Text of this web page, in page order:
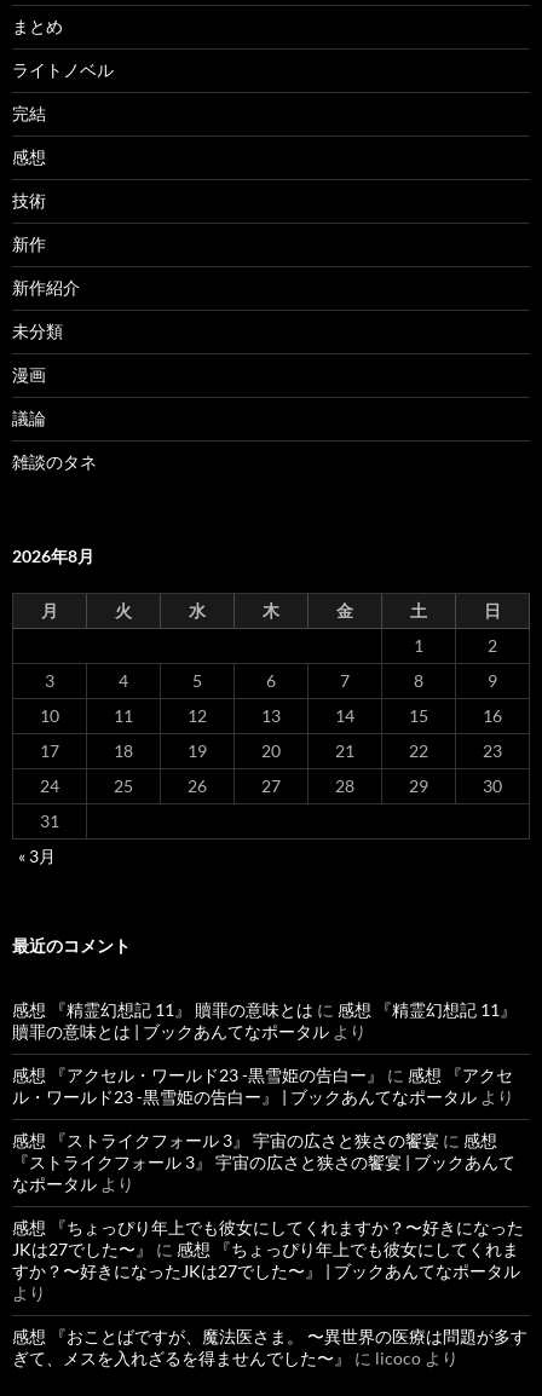
まとめ
ライトノベル
完結
感想
技術
新作
新作紹介
未分類
漫画
議論
雑談のタネ
2026年8月
月 火 水 木 金 土
日
1
2
3
4 5 6 7 8
9
10
11 12 13 14 15
16
17
18 19 20 21 22
23
24
25 26 27 28 29
30
31
« 3月
最近のコメント
感想 『精霊幻想記 11』 贖罪の意味とは に 感想 『精霊幻想記 11』
贖罪の意味とは | ブックあんてなポータル より
感想 『アクセル・ワールド23 -黒雪姫の告白ー』 に 感想 『アクセ
ル・ワールド23 -黒雪姫の告白ー』 | ブックあんてなポータル より
感想 『ストライクフォール 3』 宇宙の広さと狭さの饗宴 に 感想
『ストライクフォール 3』 宇宙の広さと狭さの饗宴 | ブックあんて
なポータル より
感想 『ちょっぴり年上でも彼女にしてくれますか？〜好きになった
JKは27でした〜』
に 感想 『ちょっぴり年上でも彼女にしてくれま
すか？〜好きになったJKは27でした〜』 | ブックあんてなポータル
より
感想 『おことばですが、魔法医さま。 〜異世界の医療は問題が多す
ぎて、メスを入れざるを得ませんでした〜』
に licoco より